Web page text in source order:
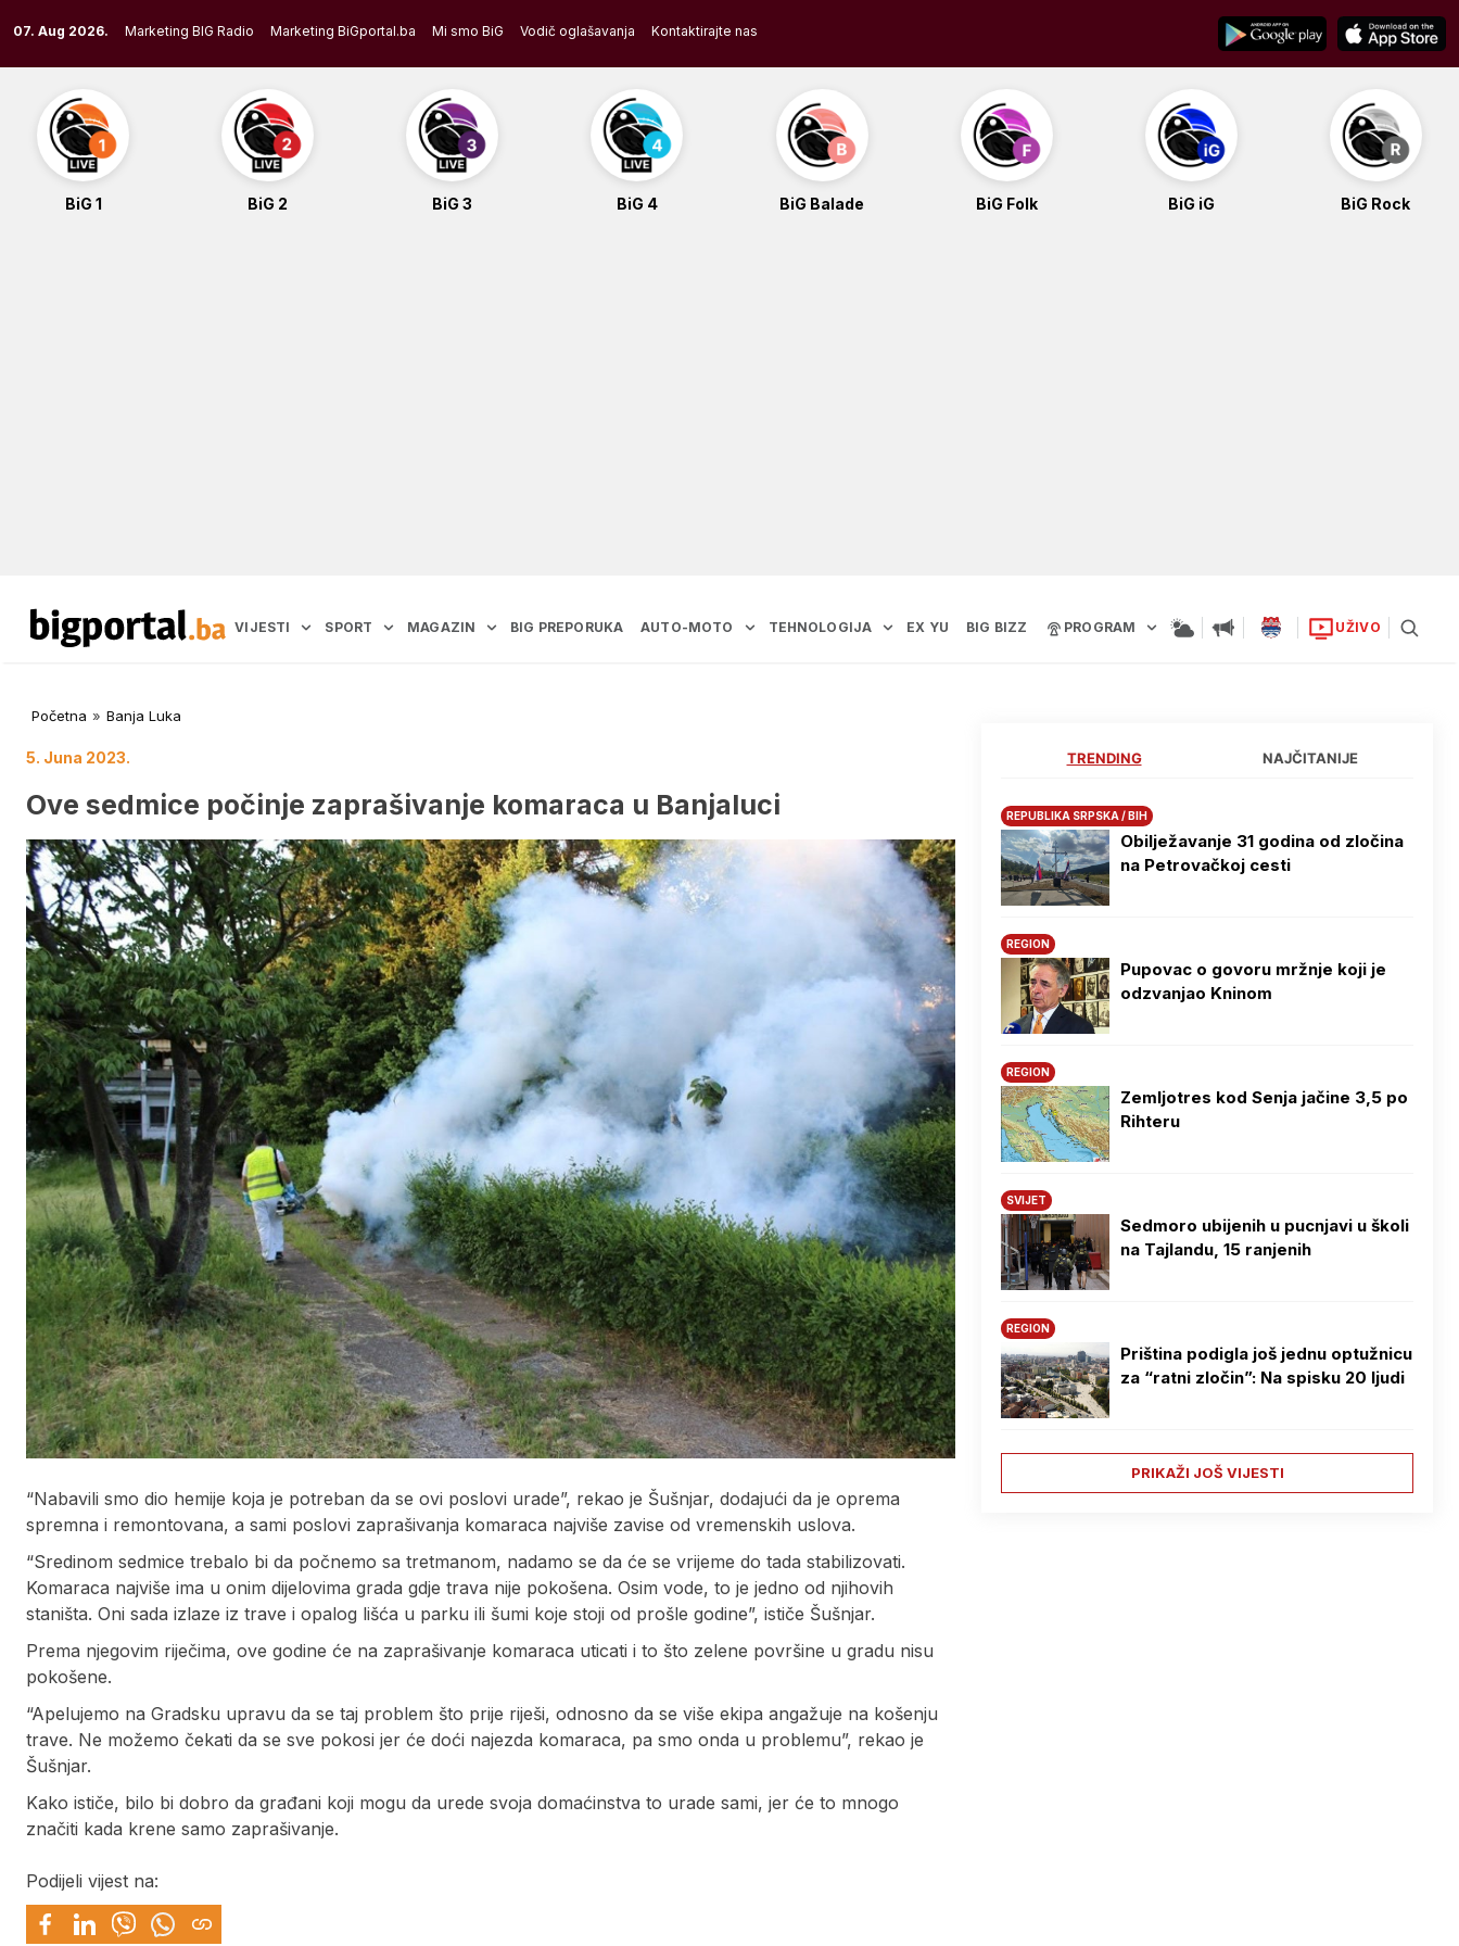
to
content
07. Aug 2026. Marketing BIG Radio Marketing BiGportal.ba Mi smo BiG Vodič oglašavanja Kontaktirajte nas
BiG 1 BiG 2 BiG 3 BiG 4 BiG Balade BiG Folk BiG iG BiG Rock
VIJESTI SPORT MAGAZIN BIG PREPORUKA AUTO-MOTO TEHNOLOGIJA EX YU BIG BIZZ PROGRAM UŽIVO
Početna » Banja Luka
5. Juna 2023.
Ove sedmice počinje zaprašivanje komaraca u Banjaluci
“Nabavili smo dio hemije koja je potreban da se ovi poslovi urade”, rekao je Šušnjar, dodajući da je oprema
spremna i remontovana, a sami poslovi zaprašivanja komaraca najviše zavise od vremenskih uslova.
“Sredinom sedmice trebalo bi da počnemo sa tretmanom, nadamo se da će se vrijeme do tada stabilizovati.
Komaraca najviše ima u onim dijelovima grada gdje trava nije pokošena. Osim vode, to je jedno od njihovih
staništa. Oni sada izlaze iz trave i opalog lišća u parku ili šumi koje stoji od prošle godine”, ističe Šušnjar.
Prema njegovim riječima, ove godine će na zaprašivanje komaraca uticati i to što zelene površine u gradu nisu
pokošene.
“Apelujemo na Gradsku upravu da se taj problem što prije riješi, odnosno da se više ekipa angažuje na košenju
trave. Ne možemo čekati da se sve pokosi jer će doći najezda komaraca, pa smo onda u problemu”, rekao je
Šušnjar.
Kako ističe, bilo bi dobro da građani koji mogu da urede svoja domaćinstva to urade sami, jer će to mnogo
značiti kada krene samo zaprašivanje.
Podijeli vijest na:
TRENDING NAJČITANIJE
REPUBLIKA SRPSKA / BIH
Obilježavanje 31 godina od zločina
na Petrovačkoj cesti
REGION
Pupovac o govoru mržnje koji je
odzvanjao Kninom
REGION
Zemljotres kod Senja jačine 3,5 po
Rihteru
SVIJET
Sedmoro ubijenih u pucnjavi u školi
na Tajlandu, 15 ranjenih
REGION
Priština podigla još jednu optužnicu
za “ratni zločin”: Na spisku 20 ljudi
PRIKAŽI JOŠ VIJESTI